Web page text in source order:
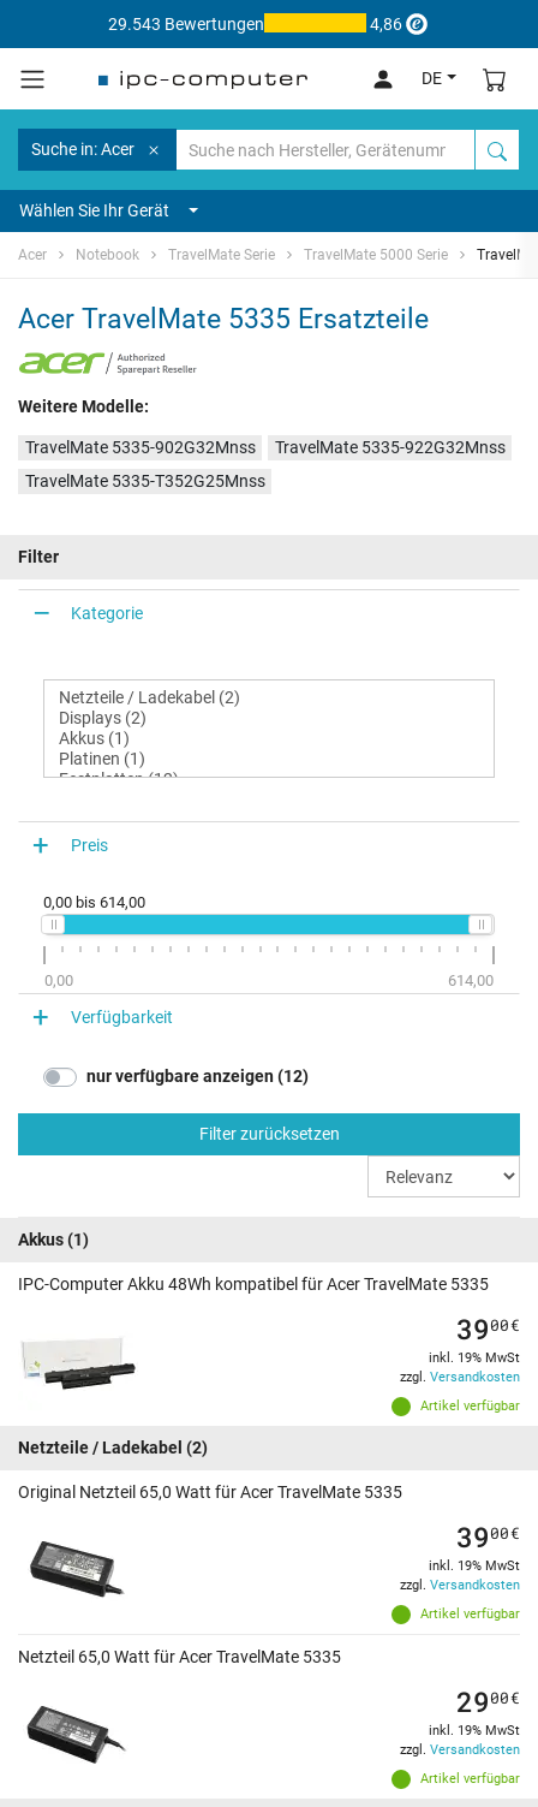
29.543 Bewertungen 4,86
DE
Suche in: Acer
Wählen Sie Ihr Gerät
Acer Notebook TravelMate Serie TravelMate 5000 Serie
Acer TravelMate 5335 Ersatzteile
Weitere Modelle:
TravelMate 5335-902G32Mnss
TravelMate 5335-922G32Mnss
TravelMate 5335-T352G25Mnss
Filter
Kategorie
Preis
0,00 bis 614,00
0,00 614,00
Verfügbarkeit
nur verfügbare anzeigen (12)
Filter zurücksetzen
Akkus(1)
IPC-Computer Akku 48Wh kompatibel für Acer TravelMate 5335
Artikel verfügbar
3900€
inkl. 19% MwSt
zzgl. Versandkosten
Netzteile / Ladekabel (2)
Original Netzteil 65,0 Watt für Acer TravelMate 5335
Artikel verfügbar
3900€
inkl. 19% MwSt
zzgl. Versandkosten
Netzteil 65,0 Watt für Acer TravelMate 5335
Artikel verfügbar
2900€
inkl. 19% MwSt
zzgl. Versandkosten